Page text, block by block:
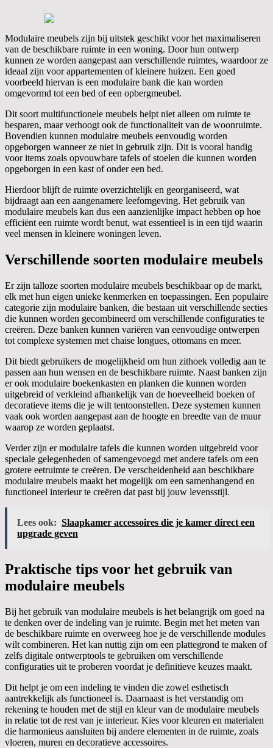
Modulaire meubels zijn bij uitstek geschikt voor het maximaliseren
van de beschikbare ruimte in een woning. Door hun ontwerp
kunnen ze worden aangepast aan verschillende ruimtes, waardoor ze
ideaal zijn voor appartementen of kleinere huizen. Een goed
voorbeeld hiervan is een modulaire bank die kan worden
omgevormd tot een bed of een opbergmeubel.
Dit soort multifunctionele meubels helpt niet alleen om ruimte te
besparen, maar verhoogt ook de functionaliteit van de woonruimte.
Bovendien kunnen modulaire meubels eenvoudig worden
opgeborgen wanneer ze niet in gebruik zijn. Dit is vooral handig
voor items zoals opvouwbare tafels of stoelen die kunnen worden
opgeborgen in een kast of onder een bed.
Hierdoor blijft de ruimte overzichtelijk en georganiseerd, wat
bijdraagt aan een aangenamere leefomgeving. Het gebruik van
modulaire meubels kan dus een aanzienlijke impact hebben op hoe
efficiënt een ruimte wordt benut, wat essentieel is in een tijd waarin
veel mensen in kleinere woningen leven.
Verschillende soorten modulaire meubels
Er zijn talloze soorten modulaire meubels beschikbaar op de markt,
elk met hun eigen unieke kenmerken en toepassingen. Een populaire
categorie zijn modulaire banken, die bestaan uit verschillende secties
die kunnen worden gecombineerd om verschillende configuraties te
creëren. Deze banken kunnen variëren van eenvoudige ontwerpen
tot complexe systemen met chaise longues, ottomans en meer.
Dit biedt gebruikers de mogelijkheid om hun zithoek volledig aan te
passen aan hun wensen en de beschikbare ruimte. Naast banken zijn
er ook modulaire boekenkasten en planken die kunnen worden
uitgebreid of verkleind afhankelijk van de hoeveelheid boeken of
decoratieve items die je wilt tentoonstellen. Deze systemen kunnen
vaak ook worden aangepast aan de hoogte en breedte van de muur
waarop ze worden geplaatst.
Verder zijn er modulaire tafels die kunnen worden uitgebreid voor
speciale gelegenheden of samengevoegd met andere tafels om een
grotere eetruimte te creëren. De verscheidenheid aan beschikbare
modulaire meubels maakt het mogelijk om een samenhangend en
functioneel interieur te creëren dat past bij jouw levensstijl.
Lees ook: Slaapkamer accessoires die je kamer direct een
upgrade geven
Praktische tips voor het gebruik van
modulaire meubels
Bij het gebruik van modulaire meubels is het belangrijk om goed na
te denken over de indeling van je ruimte. Begin met het meten van
de beschikbare ruimte en overweeg hoe je de verschillende modules
wilt combineren. Het kan nuttig zijn om een plattegrond te maken of
zelfs digitale ontwerptools te gebruiken om verschillende
configuraties uit te proberen voordat je definitieve keuzes maakt.
Dit helpt je om een indeling te vinden die zowel esthetisch
aantrekkelijk als functioneel is. Daarnaast is het verstandig om
rekening te houden met de stijl en kleur van de modulaire meubels
in relatie tot de rest van je interieur. Kies voor kleuren en materialen
die harmonieus aansluiten bij andere elementen in de ruimte, zoals
vloeren, muren en decoratieve accessoires.